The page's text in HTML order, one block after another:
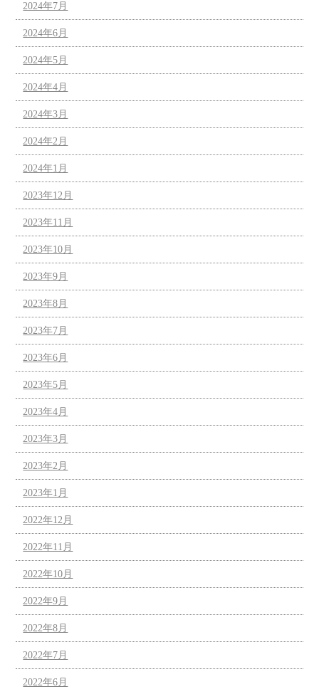
2024年7月
2024年6月
2024年5月
2024年4月
2024年3月
2024年2月
2024年1月
2023年12月
2023年11月
2023年10月
2023年9月
2023年8月
2023年7月
2023年6月
2023年5月
2023年4月
2023年3月
2023年2月
2023年1月
2022年12月
2022年11月
2022年10月
2022年9月
2022年8月
2022年7月
2022年6月